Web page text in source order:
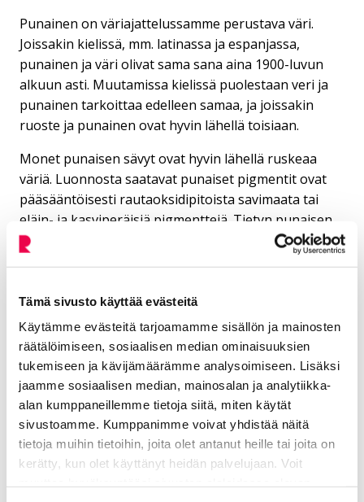
Tämä sivusto käyttää evästeitä
Käytämme evästeitä tarjoamamme sisällön ja mainosten
räätälöimiseen, sosiaalisen median ominaisuuksien
tukemiseen ja kävijämäärämme analysoimiseen. Lisäksi
jaamme sosiaalisen median, mainosalan ja analytiikka-
alan kumppaneillemme tietoja siitä, miten käytät
sivustoamme. Kumppanimme voivat yhdistää näitä
tietoja muihin tietoihin, joita olet antanut heille tai joita on
kerätty, kun olet käyttänyt heidän palvelujaan. Voit
Punainen on väriajattelussamme perustava väri.
Joissakin kielissä, mm. latinassa ja espanjassa,
punainen ja väri olivat sama sana aina 1900-luvun
alkuun asti. Muutamissa kielissä puolestaan veri ja
punainen tarkoittaa edelleen samaa, ja joissakin
ruoste ja punainen ovat hyvin lähellä toisiaan.
Monet punaisen sävyt ovat hyvin lähellä ruskeaa
väriä. Luonnosta saatavat punaiset pigmentit ovat
pääsääntöisesti rautaoksidipitoista savimaata tai
eläin- ja kasviperäisiä pigmenttejä. Tietyn punaisen
sävyn, karmiinin, nimitys tulee latinan sanasta
kermenisus, joka viittaa kermes-hyönteiseen, josta
löytymisen myötä kokeliinikirvoista valmistettava
vahvempi punainen syrjäytti pikkuhiljaa kermes-
hyönteisten käytön. Yhä tänäkin päivänä
elintarviketeollisuudessa käytettävää karmiinia
valmistetaan kokeliinikirvanaaraista.